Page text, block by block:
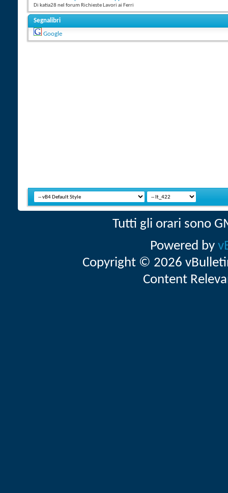
Di katia28 nel forum Richieste Lavori ai Ferri
Segnalibri
Google
Tutti gli orari sono
Powered by
Copyright © 2026
Content